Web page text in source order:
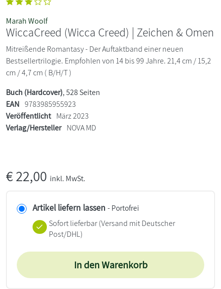
Marah Woolf
WiccaCreed (Wicca Creed) | Zeichen & Omen
Mitreißende Romantasy - Der Auftaktband einer neuen
Bestsellertrilogie. Empfohlen von 14 bis 99 Jahre. 21,4 cm / 15,2
cm / 4,7 cm ( B/H/T )
Buch (Hardcover), 528 Seiten
EAN 9783985955923
Veröffentlicht März 2023
Verlag/Hersteller NOVA MD
€22,00 inkl. MwSt.
Artikel liefern lassen - Portofrei
Sofort lieferbar(Versand mit Deutscher
Post/DHL)
In den Warenkorb